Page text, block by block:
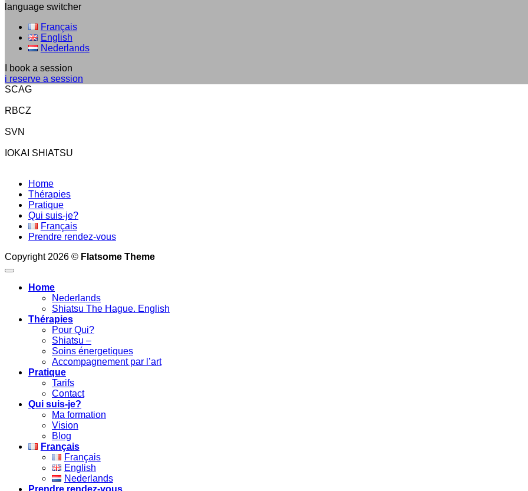
language switcher
Français
English
Nederlands
I book a session
i reserve a session
SCAG
RBCZ
SVN
IOKAI SHIATSU
Home
Thérapies
Pratique
Qui suis-je?
Français
Prendre rendez-vous
Copyright 2026 © Flatsome Theme
Home
Nederlands
Shiatsu The Hague. English
Thérapies
Pour Qui?
Shiatsu –
Soins énergetiques
Accompagnement par l’art
Pratique
Tarifs
Contact
Qui suis-je?
Ma formation
Vision
Blog
Français
Français
English
Nederlands